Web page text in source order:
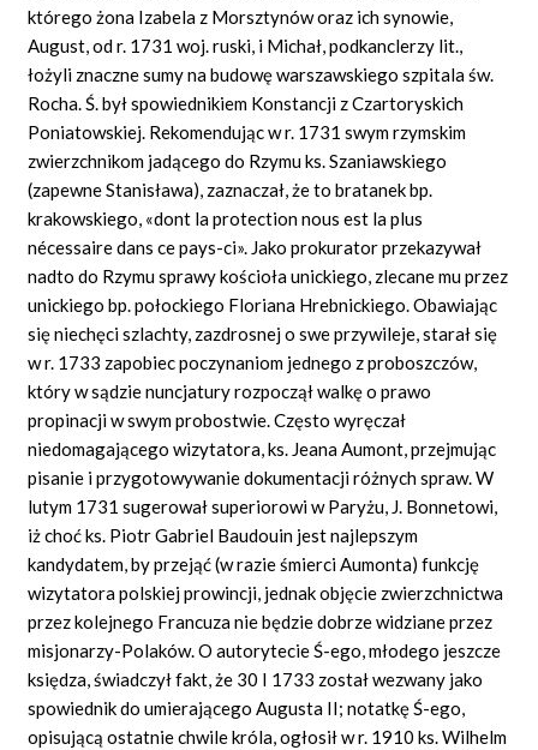
którego żona Izabela z Morsztynów oraz ich synowie,
August, od r. 1731 woj. ruski, i Michał, podkanclerzy lit.,
łożyli znaczne sumy na budowę warszawskiego szpitala św.
Rocha. Ś. był spowiednikiem Konstancji z Czartoryskich
Poniatowskiej. Rekomendując w r. 1731 swym rzymskim
zwierzchnikom jadącego do Rzymu ks. Szaniawskiego
(zapewne Stanisława), zaznaczał, że to bratanek bp.
krakowskiego, «dont la protection nous est la plus
nécessaire dans ce pays-ci». Jako prokurator przekazywał
nadto do Rzymu sprawy kościoła unickiego, zlecane mu przez
unickiego bp. połockiego Floriana Hrebnickiego. Obawiając
się niechęci szlachty, zazdrosnej o swe przywileje, starał się
w r. 1733 zapobiec poczynaniom jednego z proboszczów,
który w sądzie nuncjatury rozpoczął walkę o prawo
propinacji w swym probostwie. Często wyręczał
niedomagającego wizytatora, ks. Jeana Aumont, przejmując
pisanie i przygotowywanie dokumentacji różnych spraw. W
lutym 1731 sugerował superiorowi w Paryżu, J. Bonnetowi,
iż choć ks. Piotr Gabriel Baudouin jest najlepszym
kandydatem, by przejąć (w razie śmierci Aumonta) funkcję
wizytatora polskiej prowincji, jednak objęcie zwierzchnictwa
przez kolejnego Francuza nie będzie dobrze widziane przez
misjonarzy-Polaków. O autorytecie Ś-ego, młodego jeszcze
księdza, świadczył fakt, że 30 I 1733 został wezwany jako
spowiednik do umierającego Augusta II; notatkę Ś-ego,
opisującą ostatnie chwile króla, ogłosił w r. 1910 ks. Wilhelm